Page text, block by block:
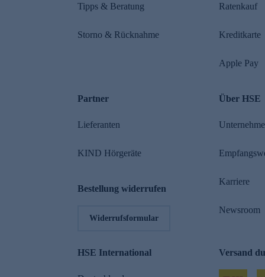
Tipps & Beratung
Storno & Rücknahme
Ratenkauf
Kreditkarte
Apple Pay
Partner
Lieferanten
KIND Hörgeräte
Bestellung widerrufen
Widerrufsformular
Über HSE
Karriere
Newsroom
HSE International Versand